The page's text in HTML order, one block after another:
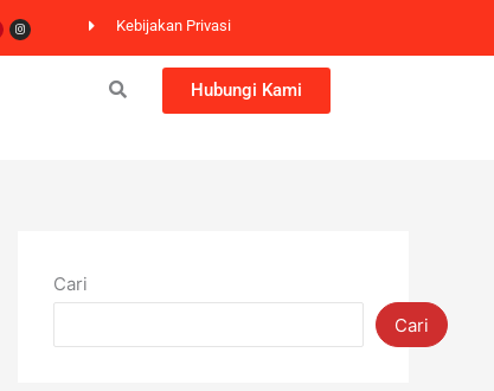
Kebijakan Privasi
Hubungi Kami
Cari
Cari